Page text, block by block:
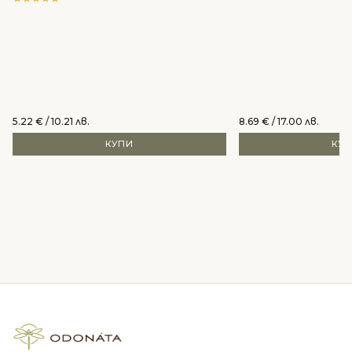
5.22 € / 10.21 лв.
КУПИ
8.69 € / 17.00 лв.